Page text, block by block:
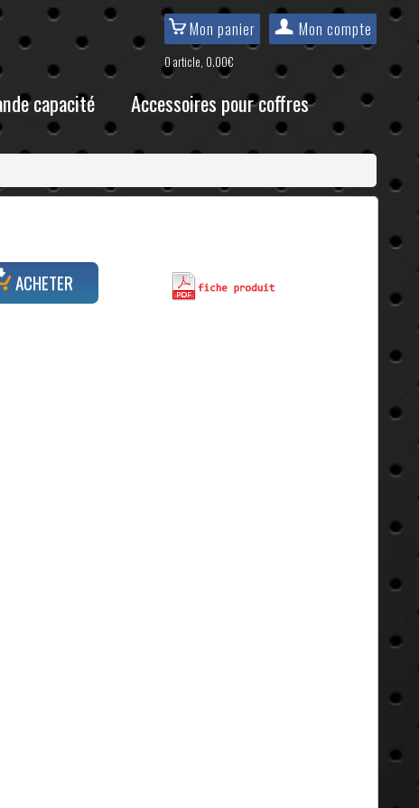
capacité Accessoires pour coffres
Mon panier
0 article, 0.00€
Mon compte
ACHETER